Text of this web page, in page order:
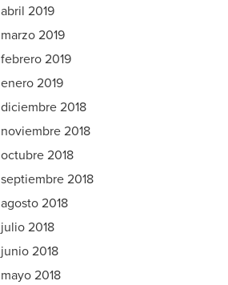
abril 2019
marzo 2019
febrero 2019
enero 2019
diciembre 2018
noviembre 2018
octubre 2018
septiembre 2018
agosto 2018
julio 2018
junio 2018
mayo 2018